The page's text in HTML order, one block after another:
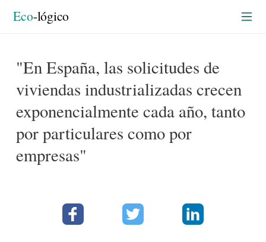
Eco-lógico
Conversaciones A+++
"En España, las solicitudes de
viviendas industrializadas crecen
exponencialmente cada año, tanto
por particulares como por
empresas"
FacebookTwitter Linkedin